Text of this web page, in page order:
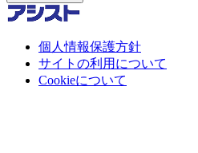
個人情報保護方針
サイトの利用について
Cookieについて